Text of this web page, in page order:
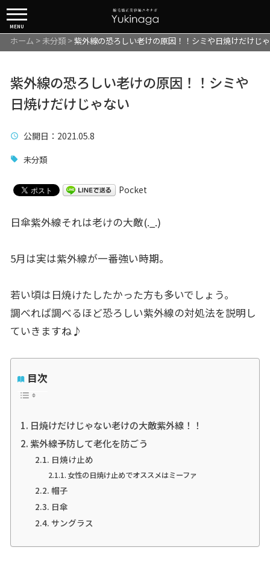
MENU
ホーム >未分類>紫外線の恐ろしい老けの原因！！シミや日焼けだけじ
紫外線の恐ろしい老けの原因！！シミや
日焼けだけじゃない
公開日 ：2021.05.8
未分類
Pocket
日傘紫外線それは老けの大敵(._.)
5月は実は紫外線が一番強い時期。
若い頃は日焼けたしたかった方も多いでしょう。
調べれば調べるほど恐ろしい紫外線の対処法を説明し
ていきますね♪
目次
日焼けだけじゃない老けの大敵紫外線！！
紫外線予防して老化を防ごう
日焼け止め
女性の日焼け止めでオススメはミーファ
帽子
日傘
サングラス